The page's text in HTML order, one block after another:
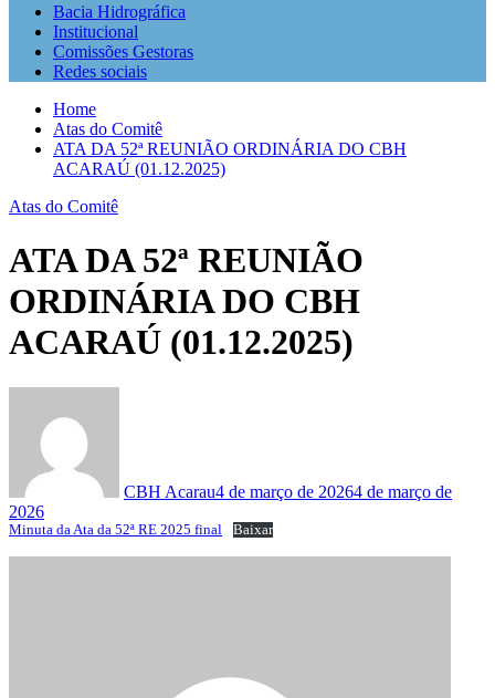
Bacia Hidrográfica
Institucional
Comissões Gestoras
Redes sociais
Home
Atas do Comitê
ATA DA 52ª REUNIÃO ORDINÁRIA DO CBH
ACARAÚ (01.12.2025)
Atas do Comitê
ATA DA 52ª REUNIÃO
ORDINÁRIA DO CBH
ACARAÚ (01.12.2025)
CBH Acarau4 de março de 20264 de março de
2026
Minuta da Ata da 52ª RE 2025 final Baixar